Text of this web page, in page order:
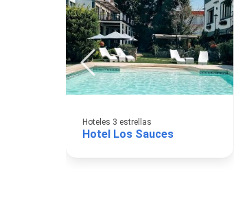
Hoteles 3 estrellas
Hotel Los Sauces